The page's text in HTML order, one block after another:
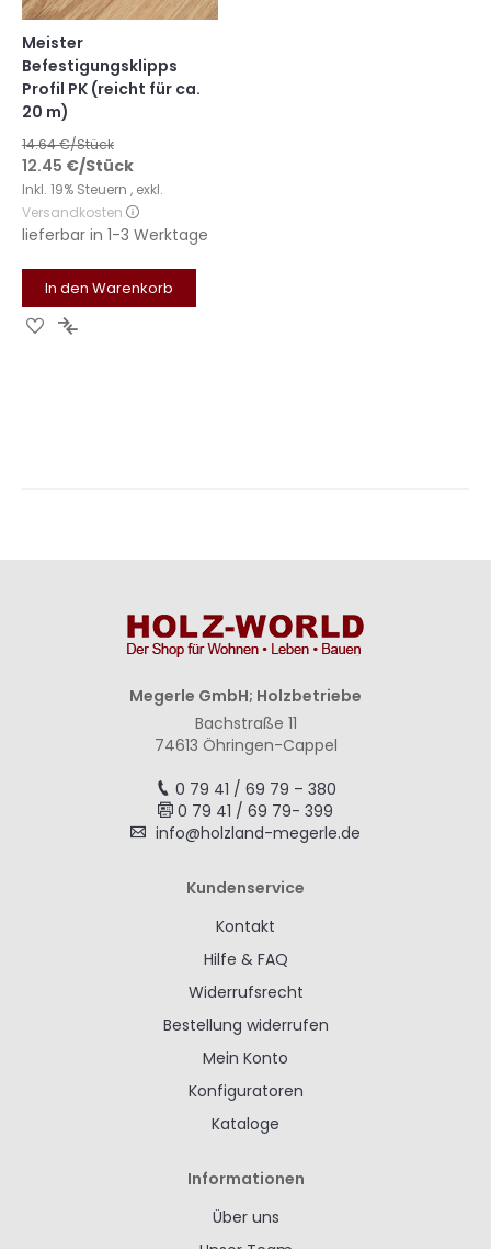
Meister
Befestigungsklipps
Profil PK (reicht für ca.
20 m)
14.64€/Stück
12.45 €/Stück
Inkl. 19% Steuern , exkl.
Versandkosten
lieferbar in 1-3 Werktage
In den Warenkorb
Zur Zur
Megerle GmbH; Holzbetriebe
Bachstraße 11
74613 Öhringen-Cappel
0 79 41 / 69 79 – 380
0 79 41 / 69 79- 399
info@holzland-megerle.de
Kundenservice
Kontakt
Hilfe & FAQ
Widerrufsrecht
Bestellung widerrufen
Mein Konto
Konfiguratoren
Kataloge
Informationen
Über uns